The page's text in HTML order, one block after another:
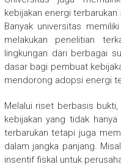
kebijakan energi
Banyak universitas
melakukan penelitian
lingkungan dari berbagai
dasar bagi pembuat
mendorong adopsi energi
Melalui riset berbasis
kebijakan yang tidak
terbarukan tetapi juga
dalam jangka panjang.
insentif fiskal untuk